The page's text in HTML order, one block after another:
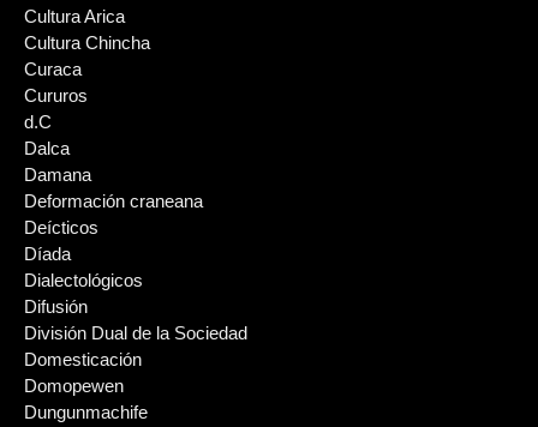
Cultura Arica
Cultura Chincha
Curaca
Cururos
d.C
Dalca
Damana
Deformación craneana
Deícticos
Díada
Dialectológicos
Difusión
División Dual de la Sociedad
Domesticación
Domopewen
Dungunmachife